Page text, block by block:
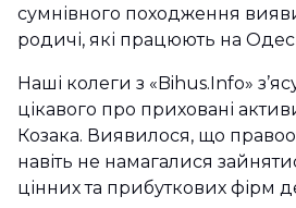
сумнівного походження
родичі, які працюють на
Наші колеги з «Bihus.Info»
цікавого про приховані
Козака. Виявилося, що
навіть не намагалися
цінних та прибуткових фірм